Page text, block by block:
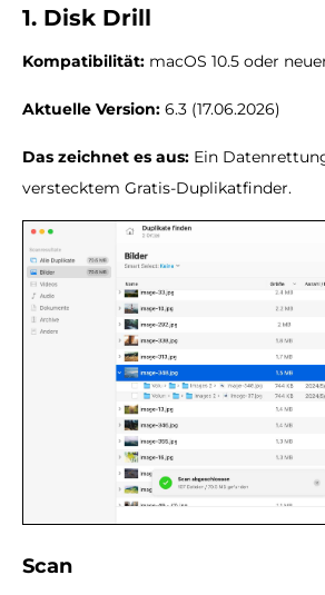
1. Disk Drill
Kompatibilität: macOS 10.5 oder
Aktuelle Version: 6.3 (17.06.2026)
Das zeichnet es aus: Ein
verstecktem Gratis-Duplikatfinder.
Scan